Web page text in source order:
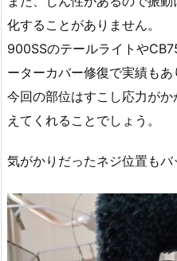
化することがありません。
900SSのテールライトや
ーターカバー修復で実績もあ
今回の部位はすこし応力が
えてくれることでしょう。
気がかりだったネジ位置もバ